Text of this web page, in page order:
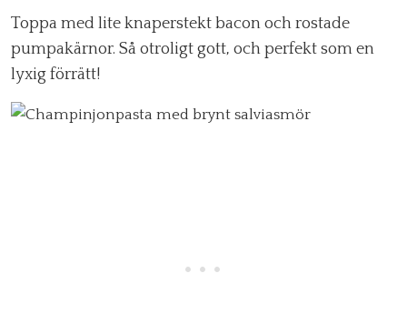
Toppa med lite knaperstekt bacon och rostade
pumpakärnor. Så otroligt gott, och perfekt som en
lyxig förrätt!